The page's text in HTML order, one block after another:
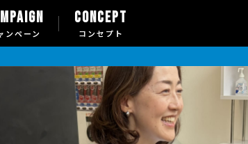
ンペーン
CONCEPT
コンセプト